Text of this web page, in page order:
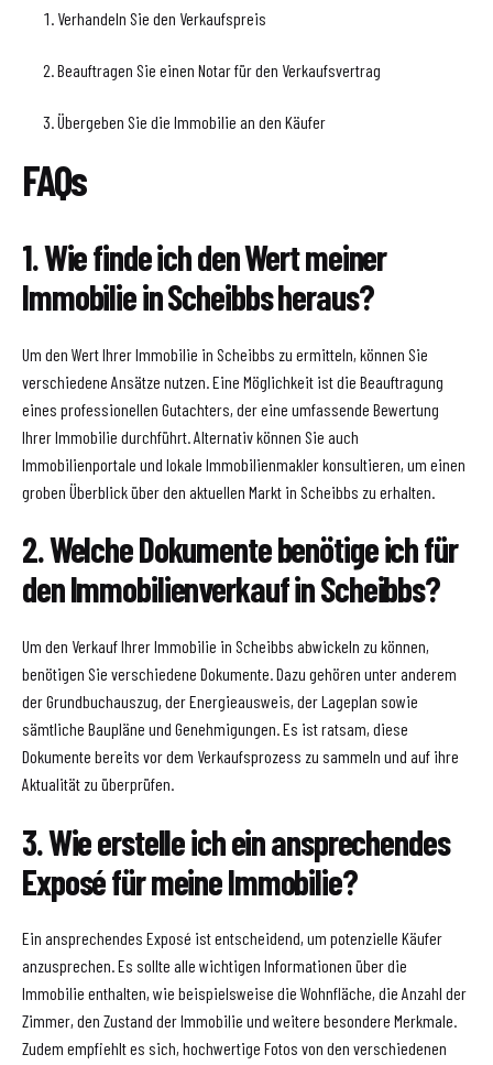
Verhandeln Sie den Verkaufspreis
Beauftragen Sie einen Notar für den Verkaufsvertrag
Übergeben Sie die Immobilie an den Käufer
FAQs
1. Wie finde ich den Wert meiner
Immobilie in Scheibbs heraus?
Um den Wert Ihrer Immobilie in Scheibbs zu ermitteln, können Sie
verschiedene Ansätze nutzen. Eine Möglichkeit ist die Beauftragung
eines professionellen Gutachters, der eine umfassende Bewertung
Ihrer Immobilie durchführt. Alternativ können Sie auch
Immobilienportale und lokale Immobilienmakler konsultieren, um einen
groben Überblick über den aktuellen Markt in Scheibbs zu erhalten.
2. Welche Dokumente benötige ich für
den Immobilienverkauf in Scheibbs?
Um den Verkauf Ihrer Immobilie in Scheibbs abwickeln zu können,
benötigen Sie verschiedene Dokumente. Dazu gehören unter anderem
der Grundbuchauszug, der Energieausweis, der Lageplan sowie
sämtliche Baupläne und Genehmigungen. Es ist ratsam, diese
Dokumente bereits vor dem Verkaufsprozess zu sammeln und auf ihre
Aktualität zu überprüfen.
3. Wie erstelle ich ein ansprechendes
Exposé für meine Immobilie?
Ein ansprechendes Exposé ist entscheidend, um potenzielle Käufer
anzusprechen. Es sollte alle wichtigen Informationen über die
Immobilie enthalten, wie beispielsweise die Wohnfläche, die Anzahl der
Zimmer, den Zustand der Immobilie und weitere besondere Merkmale.
Zudem empfiehlt es sich, hochwertige Fotos von den verschiedenen